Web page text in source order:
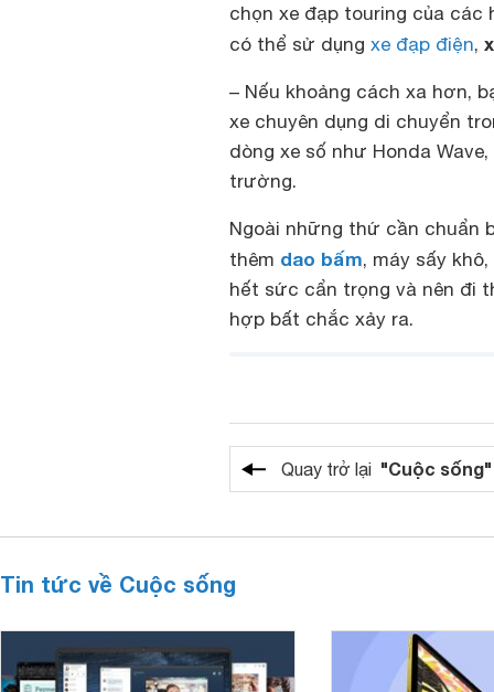
chọn xe đạp touring của các
có thể sử dụng xe đạp điện,
– Nếu khoảng cách xa hơn,
xe chuyên dụng di chuyển
dòng xe số như Honda
trường.
Ngoài những thứ cần chuẩn
thêm dao bấm, máy sấy
hết sức cẩn trọng và nên đi
hợp bất chắc xảy ra.
Quay trở lại "Cuộc sống"
Tin tức về Cuộc sống